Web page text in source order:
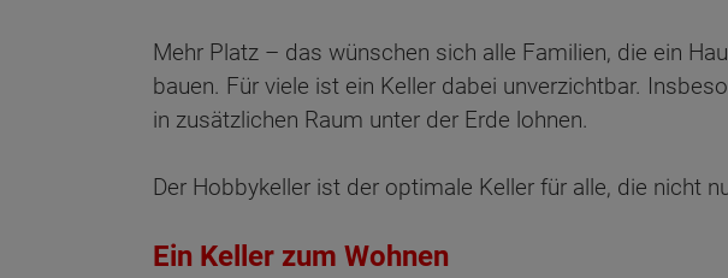
Mehr Platz – das wünschen sich alle Familien, die ein
bauen. Für viele ist ein Keller dabei unverzichtbar.
in zusätzlichen Raum unter der Erde lohnen.
Der Hobbykeller ist der optimale Keller für alle, die nicht
Ein Keller zum Wohnen